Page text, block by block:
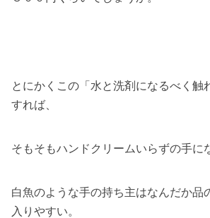
とにかくこの「水と洗剤になるべく触
すれば、
そもそもハンドクリームいらずの手に
白魚のような手の持ち主はなんだか品
入りやすい。